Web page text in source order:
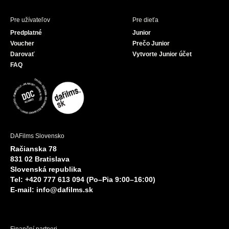
Pre užívateľov
Predplatné
Voucher
Darovať
FAQ
Pre dieťa
Junior
Prečo Junior
Vytvorte Junior účet
DAFilms Slovensko
Račianska 78
831 02 Bratislava
Slovenská republika
Tel: +420 777 613 094 (Po–Pia 9:00–16:00)
E-mail: info@dafilms.sk